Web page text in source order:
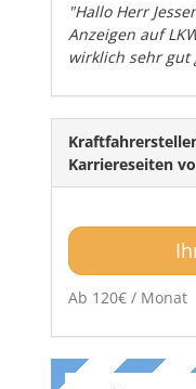
"Hallo Herr
Anzeigen auf
wirklich sehr gut
Karriereseiten
Ab 120€ / Monat